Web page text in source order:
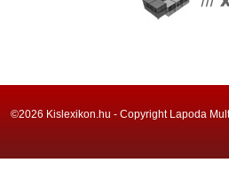
©2026 Kislexikon.hu - Copyright Lapoda